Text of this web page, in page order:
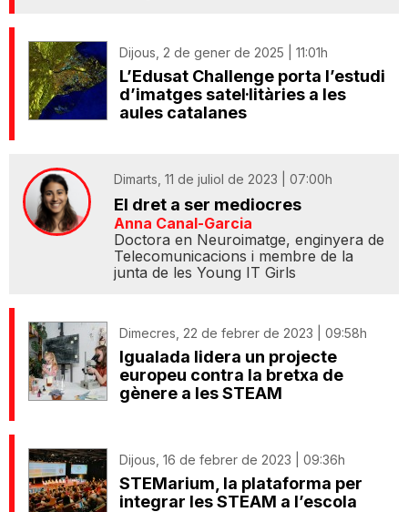
Dijous, 2 de gener de 2025 | 11:01h
L’Edusat Challenge porta l’estudi
d’imatges satel·litàries a les
aules catalanes
Dimarts, 11 de juliol de 2023 | 07:00h
El dret a ser mediocres
Anna Canal-Garcia
Doctora en Neuroimatge, enginyera de
Telecomunicacions i membre de la
junta de les Young IT Girls
Dimecres, 22 de febrer de 2023 | 09:58h
Igualada lidera un projecte
europeu contra la bretxa de
gènere a les STEAM
Dijous, 16 de febrer de 2023 | 09:36h
STEMarium, la plataforma per
integrar les STEAM a l’escola